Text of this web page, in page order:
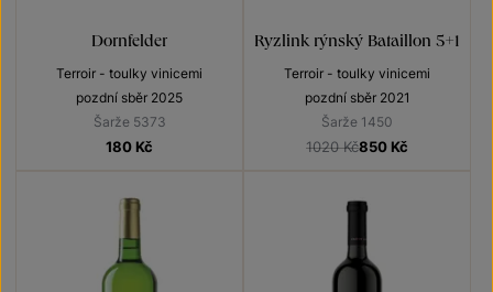
Dornfelder
Terroir - toulky vinicemi
pozdní sběr 2025
Šarže 5373
180 Kč
Ryzlink rýnský Bataillon 5+1
Terroir - toulky vinicemi
pozdní sběr 2021
Šarže 1450
1020 Kč850 Kč